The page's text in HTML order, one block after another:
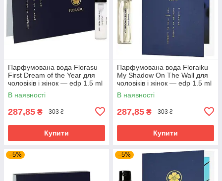
Парфумована вода Florasu
First Dream of the Year для
чоловіків і жінок — edp 1.5 ml
vial
В наявності
287,85 ₴ 303 ₴
Купити
Парфумована вода Floraiku
My Shadow On The Wall для
чоловіків і жінок — edp 1.5 ml
vial
В наявності
287,85 ₴ 303 ₴
Купити
–5% –5%